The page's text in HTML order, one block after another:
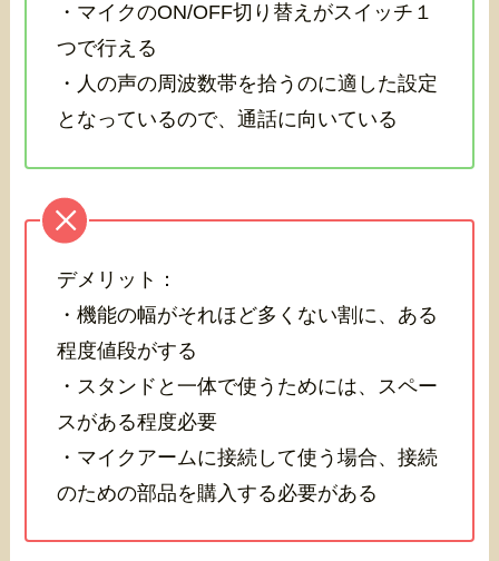
・マイクのON/OFF切り替えがスイッチ１
つで行える
・人の声の周波数帯を拾うのに適した設定
となっているので、通話に向いている
デメリット：
・機能の幅がそれほど多くない割に、ある
程度値段がする
・スタンドと一体で使うためには、スペー
スがある程度必要
・マイクアームに接続して使う場合、接続
のための部品を購入する必要がある